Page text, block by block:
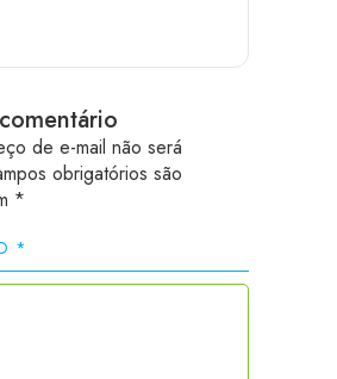
de e-mail não será
obrigatórios são
*
*